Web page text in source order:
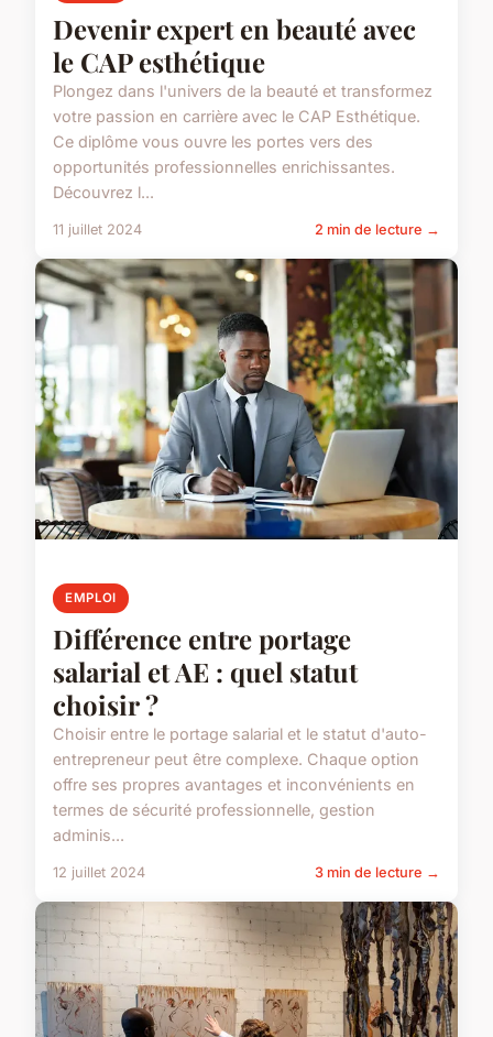
Devenir expert en beauté avec
le CAP esthétique
Plongez dans l'univers de la beauté et transformez
votre passion en carrière avec le CAP Esthétique.
Ce diplôme vous ouvre les portes vers des
opportunités professionnelles enrichissantes.
Découvrez l...
11 juillet 2024 2 min de lecture →
EMPLOI
Différence entre portage
salarial et AE : quel statut
choisir ?
Choisir entre le portage salarial et le statut d'auto-
entrepreneur peut être complexe. Chaque option
offre ses propres avantages et inconvénients en
termes de sécurité professionnelle, gestion
adminis...
12 juillet 2024 3 min de lecture →